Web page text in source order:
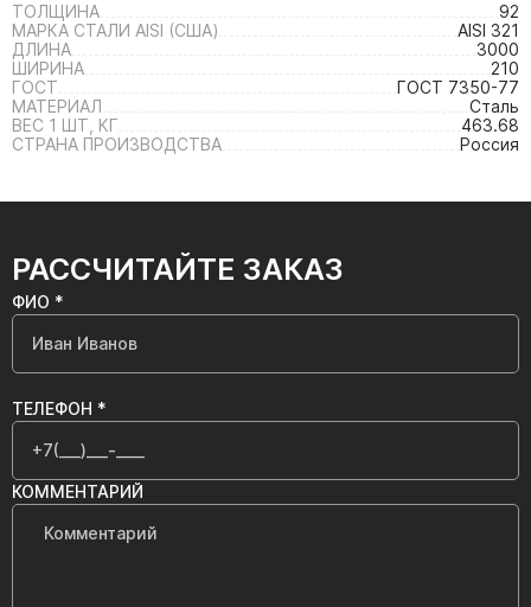
ТОЛЩИНА
92
МАРКА СТАЛИ AISI (США)
AISI 321
ДЛИНА
3000
ШИРИНА
210
ГОСТ
ГОСТ 7350-77
МАТЕРИАЛ
Сталь
ВЕС 1 ШТ, КГ
463.68
СТРАНА ПРОИЗВОДСТВА
Россия
РАССЧИТАЙТЕ ЗАКАЗ
ФИО *
ТЕЛЕФОН *
КОММЕНТАРИЙ